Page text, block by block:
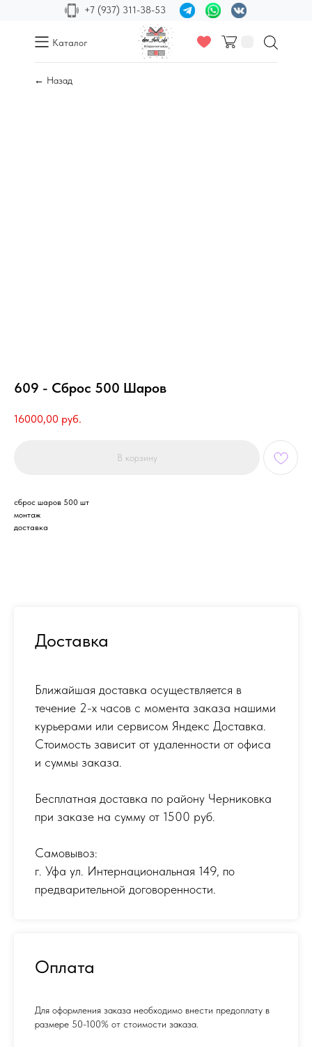
+7 (937) 311-38-53
Каталог
← Назад
609 - Сброс 500 Шаров
16000,00 руб.
В корзину
сброс шаров 500 шт
монтаж
доставка
Доставка
Ближайшая доставка осуществляется в
течение 2-х часов с момента заказа нашими
курьерами или сервисом Яндекс Доставка.
Стоимость зависит от удаленности от офиса
и суммы заказа.
Бесплатная доставка по району Черниковка
при заказе на сумму от 1500 руб.
Самовывоз:
г. Уфа ул. Интернациональная 149, по
предварительной договоренности.
Оплата
Для оформления заказа необходимо внести предоплату в
размере 50-100% от стоимости заказа.